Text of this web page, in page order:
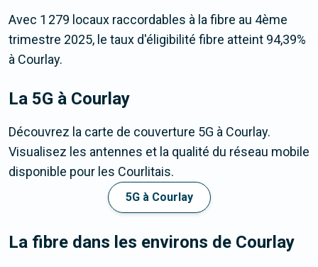
Avec 1 279 locaux raccordables à la fibre au 4ème
trimestre 2025, le taux d'éligibilité fibre atteint 94,39%
à Courlay.
La 5G à Courlay
Découvrez la carte de couverture 5G à Courlay.
Visualisez les antennes et la qualité du réseau mobile
disponible pour les Courlitais.
5G à Courlay
La fibre dans les environs de Courlay